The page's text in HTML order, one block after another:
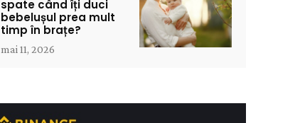
spate când îți duci
bebelușul prea mult
timp în brațe?
mai 11, 2026